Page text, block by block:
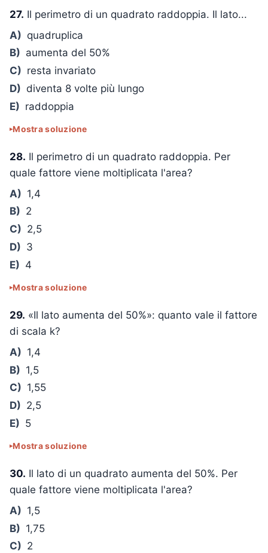
27. Il perimetro di un quadrato raddoppia. Il lato...
A) quadruplica
B) aumenta del 50%
C) resta invariato
D) diventa 8 volte più lungo
E) raddoppia
Mostra soluzione
28. Il perimetro di un quadrato raddoppia. Per
quale fattore viene moltiplicata l'area?
A) 1,4
B) 2
C) 2,5
D) 3
E) 4
Mostra soluzione
29. «Il lato aumenta del 50%»: quanto vale il fattore
di scala k?
A) 1,4
B) 1,5
C) 1,55
D) 2,5
E) 5
Mostra soluzione
30. Il lato di un quadrato aumenta del 50%. Per
quale fattore viene moltiplicata l'area?
A) 1,5
B) 1,75
C) 2